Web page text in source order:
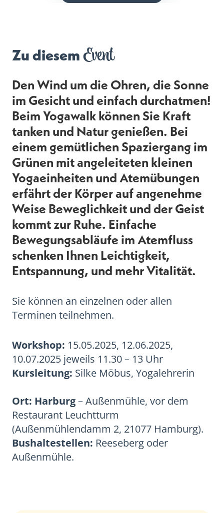
Zu diesemEvent
Den Wind um die Ohren, die Sonne
im Gesicht und einfach durchatmen!
Beim Yogawalk können Sie Kraft
tanken und Natur genießen. Bei
einem gemütlichen Spaziergang im
Grünen mit angeleiteten kleinen
Yogaeinheiten und Atemübungen
erfährt der Körper auf angenehme
Weise Beweglichkeit und der Geist
kommt zur Ruhe. Einfache
Bewegungsabläufe im Atemfluss
schenken Ihnen Leichtigkeit,
Entspannung, und mehr Vitalität.
Sie können an einzelnen oder allen
Terminen teilnehmen.
Workshop: 15.05.2025, 12.06.2025,
10.07.2025 jeweils 11.30 – 13 Uhr
Kursleitung: Silke Möbus, Yogalehrerin
Ort: Harburg– Außenmühle, vor dem
Restaurant Leuchtturm
(Außenmühlendamm 2, 21077 Hamburg).
Bushaltestellen: Reeseberg oder
Außenmühle.